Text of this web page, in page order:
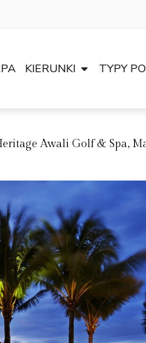
KIERUNKI TYPY
Awali Golf & Spa,